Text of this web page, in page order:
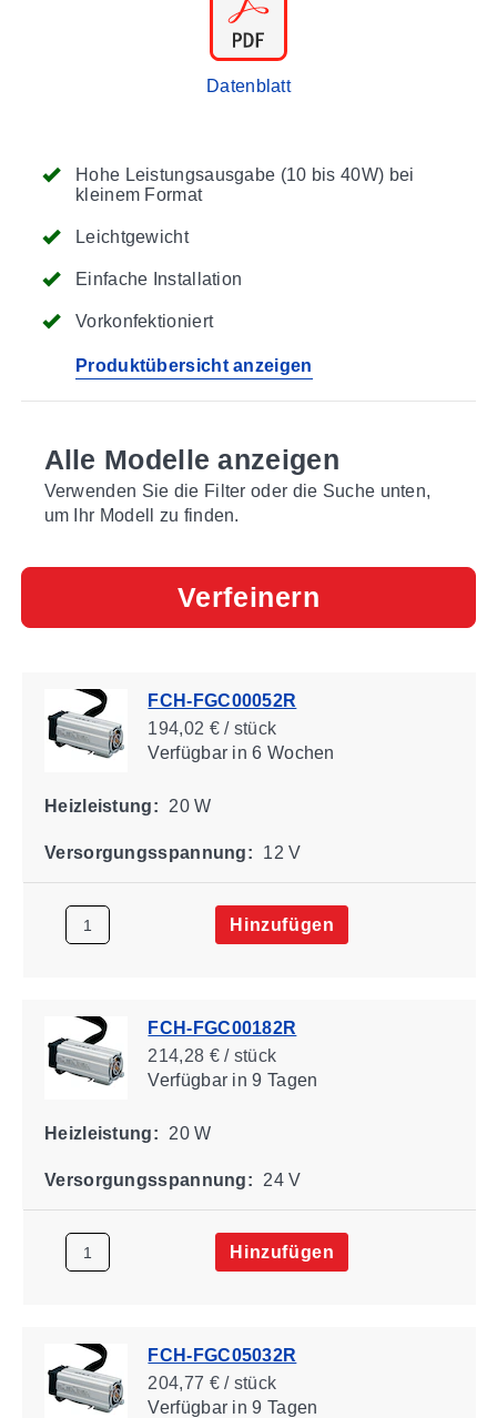
Hohe Leistungsausgabe (10 bis 40W) bei
kleinem Format
Leichtgewicht
Einfache Installation
Vorkonfektioniert
Produktübersicht anzeigen
Datenblatt
Alle Modelle anzeigen
Verwenden Sie die Filter oder die Suche unten,
um Ihr Modell zu finden.
Verfeinern
FCH-FGC00052R
194,02 € / stück
Verfügbarin 6 Wochen
Heizleistung: 20 W
Versorgungsspannung: 12 V
Hinzufügen
FCH-FGC00182R
214,28 € / stück
Verfügbarin 9 Tagen
Heizleistung: 20 W
Versorgungsspannung: 24 V
Hinzufügen
FCH-FGC05032R
204,77 € / stück
Verfügbarin 9 Tagen